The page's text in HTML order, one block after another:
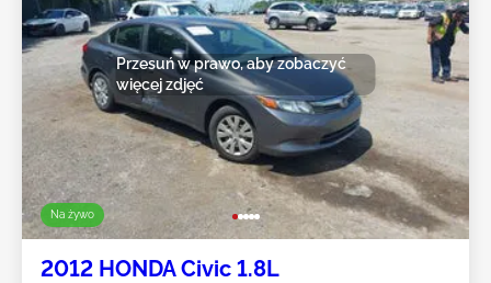
Na żywo
Przesuń w prawo, aby zobaczyć
więcej zdjęć
2012 HONDA Civic 1.8L